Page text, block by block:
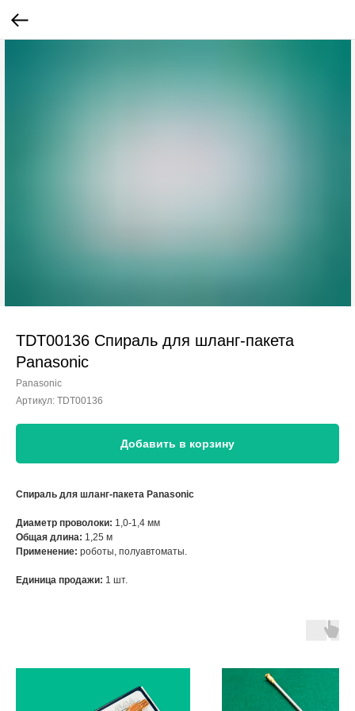
TDT00136 Спираль для шланг-пакета
Panasonic
Panasonic
Артикул: TDT00136
Добавить в корзину
Спираль для шланг-пакета Panasonic
Диаметр проволоки: 1,0-1,4 мм
Общая длина: 1,25 м
Применение: роботы, полуавтоматы.
Единица продажи: 1 шт.